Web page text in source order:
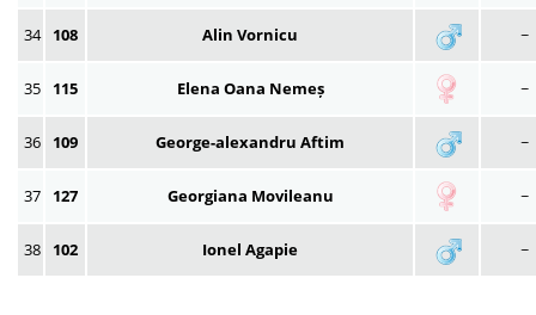
34 108 Alin Vornicu ~
35 115 Elena Oana Nemeș ~
36 109 George-alexandru Aftim ~
37 127 Georgiana Movileanu ~
38 102 Ionel Agapie ~